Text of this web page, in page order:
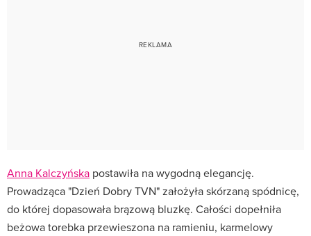
Anna Kalczyńska postawiła na wygodną elegancję.
Prowadząca "Dzień Dobry TVN" założyła skórzaną spódnicę,
do której dopasowała brązową bluzkę. Całości dopełniła
beżowa torebka przewieszona na ramieniu, karmelowy